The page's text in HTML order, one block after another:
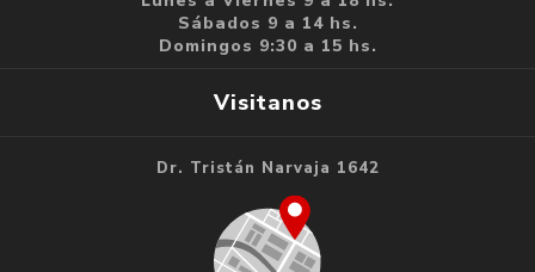
Sábados 9 a 14 hs.
Domingos 9:30 a 15 hs.
Visitanos
Dr. Tristán Narvaja 1642